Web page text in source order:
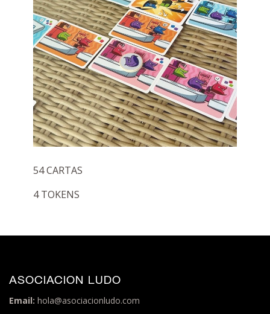
54 CARTAS
4 TOKENS
ASOCIACION LUDO
Email: hola@asociacionludo.com